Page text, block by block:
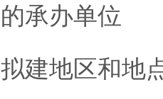
承办单位
拟建地区和地